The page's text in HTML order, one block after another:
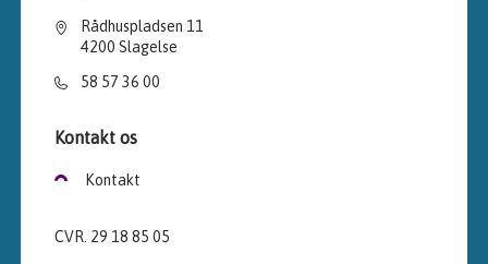
Rådhuspladsen 11
4200 Slagelse
58 57 36 00
Kontakt os
Kontakt
CVR. 29 18 85 05